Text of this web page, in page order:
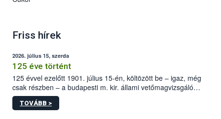
Friss hírek
2026. július 15, szerda
125 éve történt
125 évvel ezelőtt 1901. július 15-én, költözött be – igaz, még
csak részben – a budapesti m. kir. állami vetőmagvizsgáló
állomás a Kis Rókus utca 15. szám alatti, Czigler Győző által
tervezett új épületébe.
TOVÁBB >